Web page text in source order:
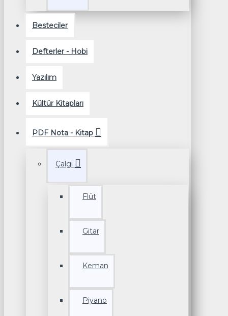
Besteciler
Defterler - Hobi
Yazılım
Kültür Kitapları
PDF Nota - Kitap
Çalgı
Flüt
Gitar
Keman
Piyano